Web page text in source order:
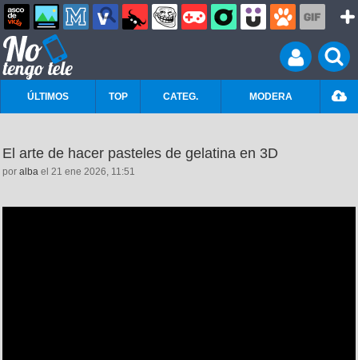
ÚLTIMOS TOP CATEG. MODERA
El arte de hacer pasteles de gelatina en 3D
por alba el 21 ene 2026, 11:51